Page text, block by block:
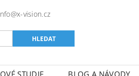
vision.cz
STUDIE BLOG A NÁVODY